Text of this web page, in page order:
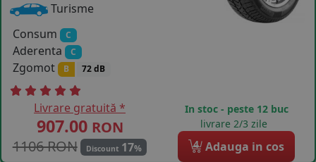
Turisme
Consum
C
Aderenta C
Zgomot B 72 dB
Livrare gratuită *
907.00 RON
1106 RON
Discount 17%
In stoc - peste 12 buc
livrare 2/3 zile
4 Adauga in cos